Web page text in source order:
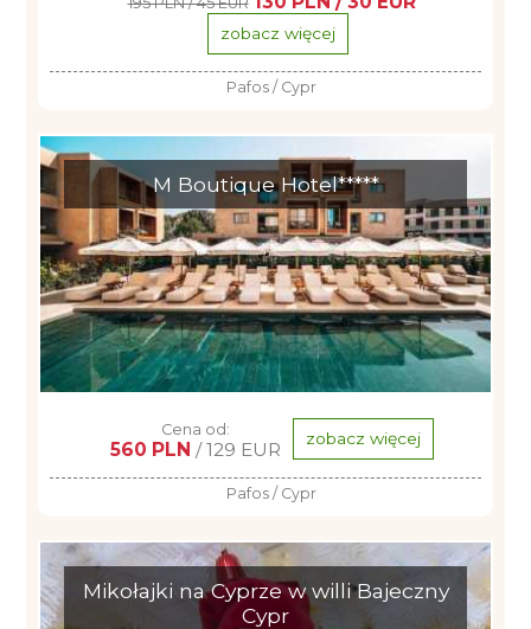
zobacz więcej
Pafos / Cypr
M Boutique Hotel*****
Cena od:
560 PLN / 129 EUR zobacz więcej
Pafos / Cypr
Mikołajki na Cyprze w willi Bajeczny
Cypr